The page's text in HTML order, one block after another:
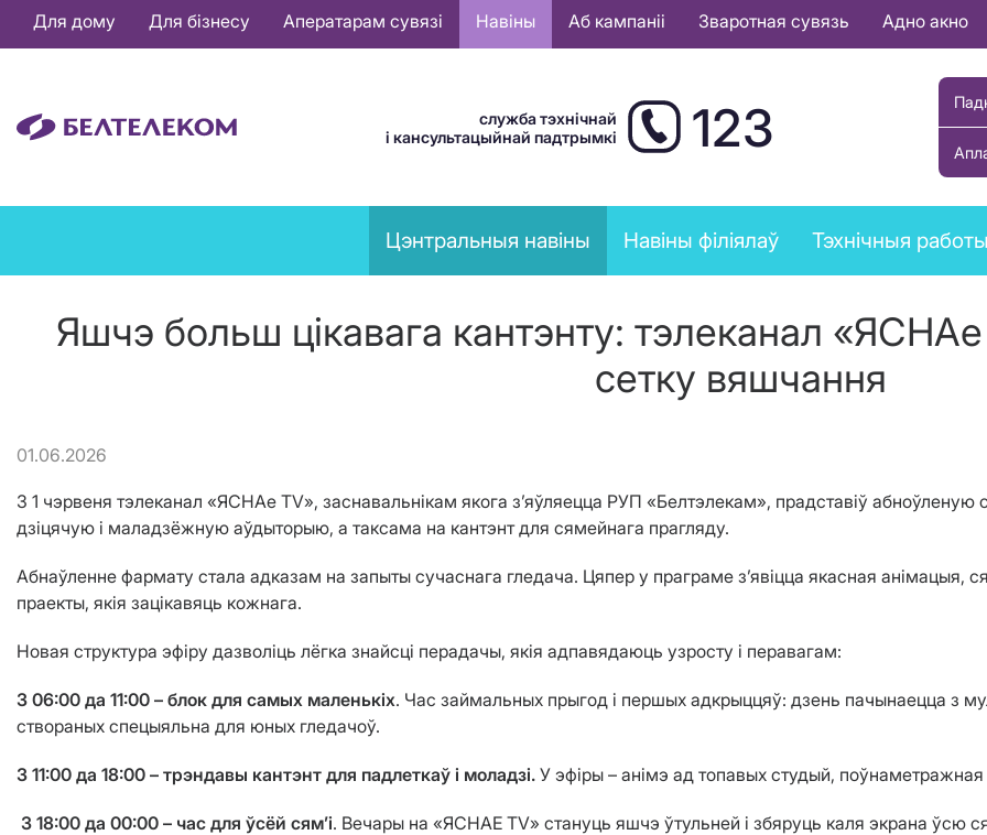
Основная
навигация
Для дому Для бізнесу Аператарам сувязі Навіны Аб кампаніі Зваротная сувязь Адно акно
служба тэхнічнай
і кансультацыйнай падтрымкі
123
News
menu
Цэнтральныя навіны Навіны філіялаў Тэхнічныя
Яшчэ больш цікавага кантэнту: тэлеканал «ЯСНАе
сетку вяшчання
01.06.2026
З 1 чэрвеня тэлеканал «ЯСНАе TV», заснавальнікам якога з’яўляецца РУП «Белтэлекам», прадставіў
дзіцячую і маладзёжную аўдыторыю, а таксама на кантэнт для сямейнага прагляду.
Абнаўленне фармату стала адказам на запыты сучаснага гледача. Цяпер у праграме з’явіцца якасная анімацыя,
праекты, якія зацікавяць кожнага.
Новая структура эфіру дазволіць лёгка знайсці перадачы, якія адпавядаюць узросту і перавагам:
З 06:00 да 11:00 – блок для самых маленькіх. Час займальных прыгод і першых адкрыццяў: дзень пачынаецца з
створаных спецыяльна для юных гледачоў.
З 11:00 да 18:00 – трэндавы кантэнт для падлеткаў і моладзі. У эфіры – анімэ ад топавых студый,
З 18:00 да 00:00 – час для ўсёй сям’і. Вечары на «ЯСНАЕ TV» стануць яшчэ ўтульней і збяруць каля экрана ўсю